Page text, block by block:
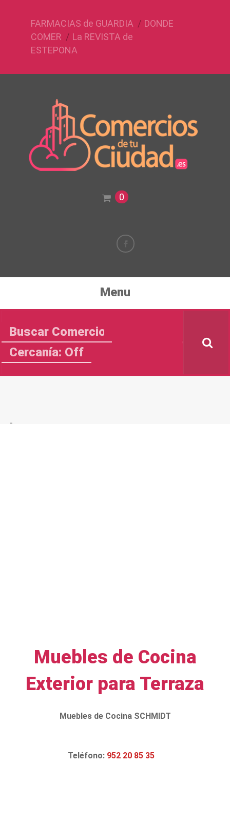
FARMACIAS de GUARDIA
DONDE
COMER
La REVISTA de
ESTEPONA
0
Menu
Cercanía: Off
Muebles de Cocina
Exterior para Terraza
Muebles de Cocina SCHMIDT
Teléfono: 952 20 85 35